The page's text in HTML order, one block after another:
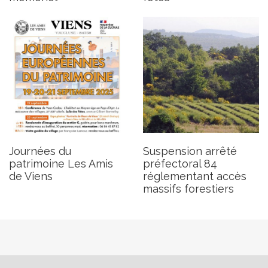
Journées du
patrimoine Les Amis
de Viens
Suspension arrêté
préfectoral 84
réglementant accès
massifs forestiers